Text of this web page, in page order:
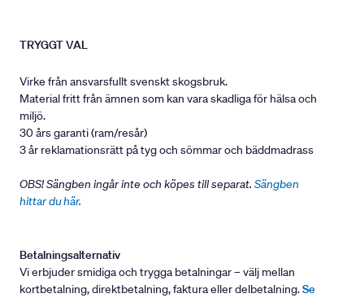
TRYGGT VAL
Virke från ansvarsfullt svenskt skogsbruk.
Material fritt från ämnen som kan vara skadliga för hälsa och
miljö.
30 års garanti (ram/resår)
3 år reklamationsrätt på tyg och sömmar och bäddmadrass
OBS! Sängben ingår inte och köpes till separat. Sängben
hittar du här.
Betalningsalternativ
Vi erbjuder smidiga och trygga betalningar – välj mellan
kortbetalning, direktbetalning, faktura eller delbetalning.Se